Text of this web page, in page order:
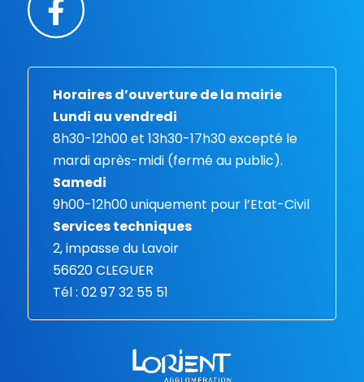
Horaires d’ouverture de la mairie
Lundi au vendredi
8h30-12h00 et 13h30-17h30 excepté le
mardi après-midi (fermé au public).
Samedi
9h00-12h00 uniquement pour l’Etat-Civil
Services techniques
2, impasse du Lavoir
56620 CLEGUER
Tél : 02 97 32 55 51